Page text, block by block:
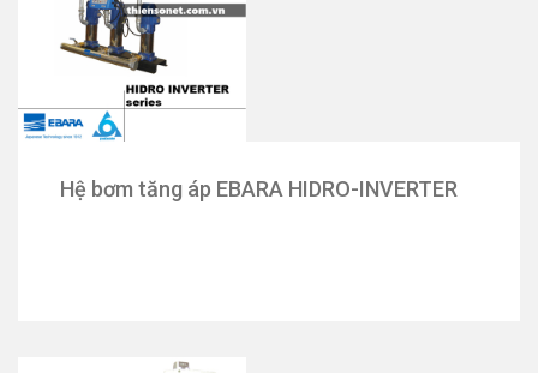
Hệ bơm tăng áp EBARA HIDRO-INVERTER